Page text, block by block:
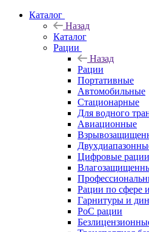
Каталог
Назад
Каталог
Рации
Назад
Рации
Портативные
Автомобильные
Стационарные
Для водного
Авиационные
Цифровые рации
Рации по сфере
Гарнитуры и
PoC рации